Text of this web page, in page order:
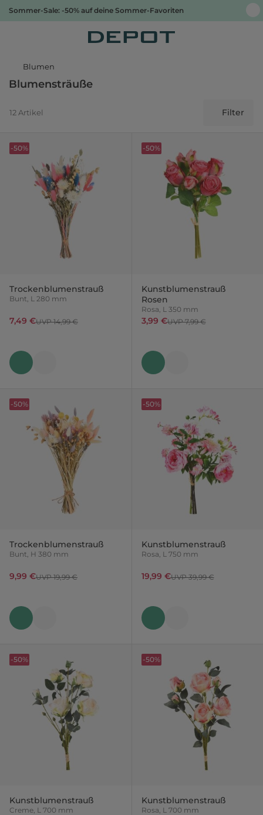
Sommer-Sale: -50% auf deine Sommer-Favoriten
Blumen
Blumensträuße
12 Artikel Filter
Trockenblumenstrauß
Bunt, L 280 mm
7,49 €UVP 14,99 €
-50%
Kunstblumenstrauß
Rosen
Rosa, L 350 mm
3,99 €UVP 7,99 €
-50%
Trockenblumenstrauß
Bunt, H 380 mm
9,99 €UVP 19,99 €
-50%
Kunstblumenstrauß
Rosa, L 750 mm
19,99 €UVP 39,99 €
-50%
Kunstblumenstrauß
Creme, L 700 mm
-50%
Kunstblumenstrauß
Rosa, L 700 mm
-50%